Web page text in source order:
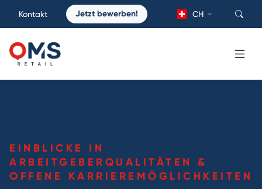
Kontakt Jetzt bewerben! CH
EINBLICKE IN
ARBEITGEBERQUALITÄTEN &
OFFENE KARRIEREMÖGLICHKEITEN